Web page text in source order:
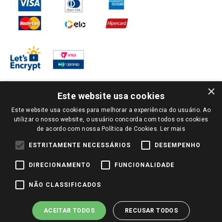
PARA VER OS PREÇOS DA SUA REGIÃO, FAÇA LOGIN E SELECIONE A LOJA DE
SUA PREFERÊNCIA. SOMENTE APÓS O LOGIN, OS PREÇOS DA SUA REGIÃO OU
LOJA SERÃO CARREGADOS.
TODOS OS PREÇOS E CONDIÇÕES COMERCIAIS DESTE SITE SÃO VÁLIDOS APENAS
PARA COMPRAS REALIZADAS NO GIASSI.COM.BR E NA LOJA SELECIONADA
PREÇOS PARA AS VENDAS ONLINE DIVULGADOS NO SITE PREVALECEM ANTE
COMUNICAÇÃO E SITES DE BUSCAS.
2022 COPYRIGHT - GIASSI SUPERMERCADOS. TODOS OS DIREITOS RESERVADOS.
×
Este website usa cookies
Este website usa cookies para melhorar a experiência do usuário. Ao
utilizar o nosso website, o usuário concorda com todos os cookies
de acordo com nossa Política de Cookies. Ler mais
ESTRITAMENTE NECESSÁRIOS DESEMPENHO
DIRECIONAMENTO FUNCIONALIDADE
NÃO CLASSIFICADOS
ACEITAR TODOS RECUSAR TODOS